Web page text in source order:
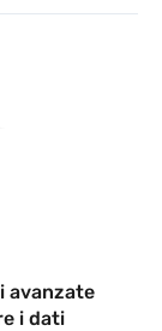
avanzate
i dati